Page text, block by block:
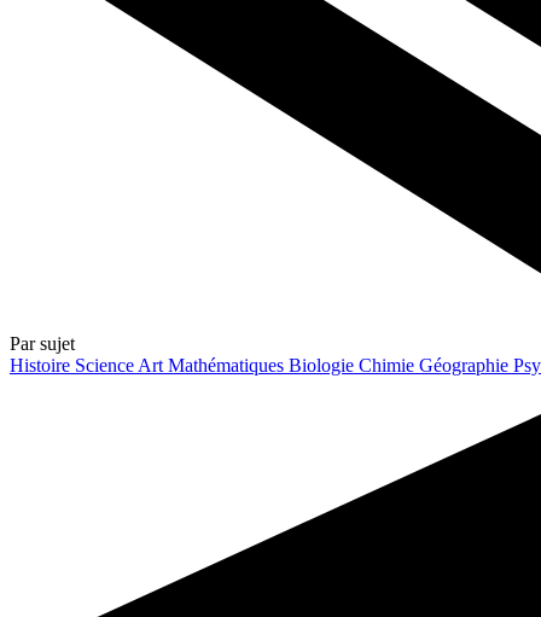
Par sujet
Histoire Science Art Mathématiques Biologie Chimie Géographie